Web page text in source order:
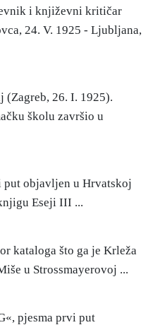
i književni kritičar
24. V. 1925 - Ljubljana,
(Zagreb, 26. I. 1925).
školu završio u
put objavljen u Hrvatskoj
Eseji III ...
kataloga što ga je Krleža
u Strossmayerovoj ...
pjesma prvi put